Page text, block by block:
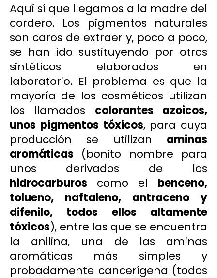
Aquí sí que llegamos a la madre del
cordero. Los pigmentos naturales
son caros de extraer y, poco a poco,
se han ido sustituyendo por otros
sintéticos elaborados en
laboratorio. El problema es que la
mayoría de los cosméticos utilizan
los llamados colorantes azoicos,
unos pigmentos tóxicos, para cuya
producción se utilizan aminas
aromáticas (bonito nombre para
unos derivados de los
hidrocarburos como el benceno,
tolueno, naftaleno, antraceno y
difenilo, todos ellos altamente
tóxicos), entre las que se encuentra
la anilina, una de las aminas
aromáticas más simples y
probadamente cancerígena (todos